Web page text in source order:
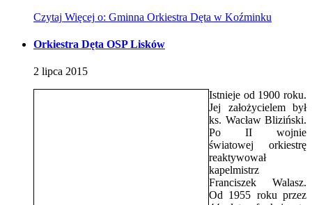
Czytaj Więcej o: Gminna Orkiestra Dęta w Koźminku
Orkiestra Dęta OSP Lisków
2 lipca 2015
Istnieje od 1900 roku.
Jej założycielem był
ks. Wacław Bliziński.
Po II wojnie
światowej orkiestrę
reaktywował
kapelmistrz
Franciszek Walasz.
Od 1955 roku przez